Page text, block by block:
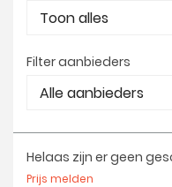
Filter aanbieders
Helaas zijn er geen
Prijs melden